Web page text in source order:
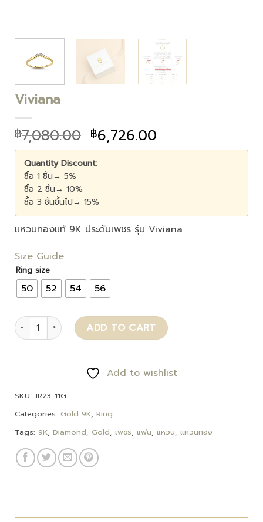
Viviana
฿7,080.00 ฿6,726.00
Quantity Discount:
ซื้อ 1 ชิ้น→ 5%
ซื้อ 2 ชิ้น→ 10%
ซื้อ 3 ชิ้นขึ้นไป→ 15%
แหวนทองแท้ 9K ประดับเพชร รุ่น Viviana
Size Guide
Ring size
50 52 54 56
Viviana quantity ADD TO CART
Add to wishlist
SKU: JR23-11G
Categories: Gold 9K, Ring
Tags: 9K, Diamond, Gold, เพชร, แฟน, แหวน, แหวนทอง